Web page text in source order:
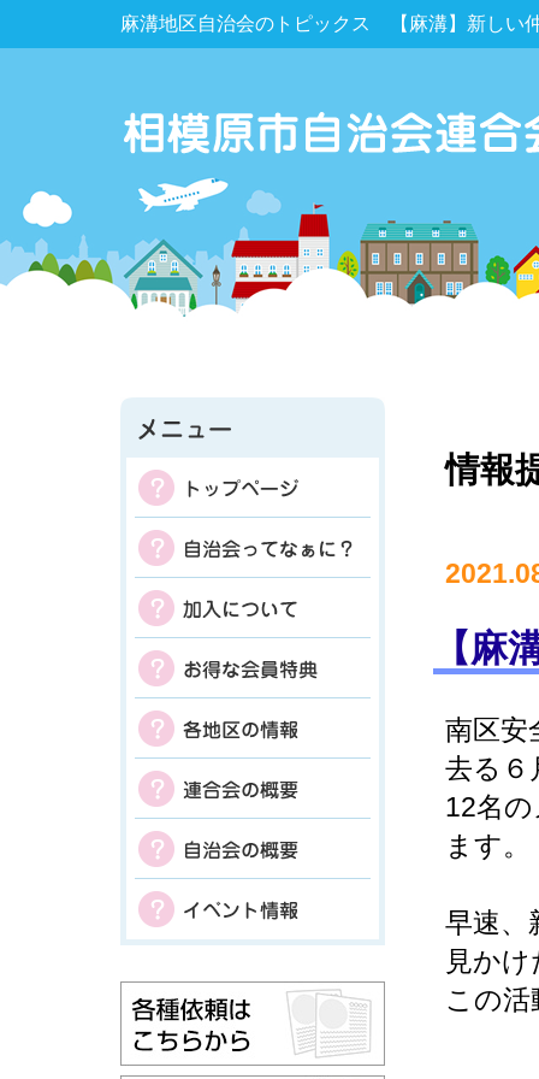
麻溝地区自治会のトピックス 【麻溝】新しい
情報
【麻
南区安
去る６
12名
ます。
早速、
見か
この